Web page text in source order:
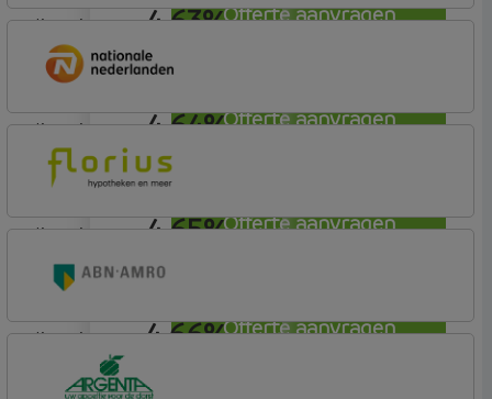
Offerte aanvragen
4,63%
Offerte aanvragen
lineair
4,64%
Offerte aanvragen
Plusvoorwaarden (Incl. Korting)
lineair
4,65%
Offerte aanvragen
Nationale-Nederlanden Bank
Nationale Nederlanden
lineair
4,66%
Profijt twaalf
lineair
ABN AMRO Bank
Woning